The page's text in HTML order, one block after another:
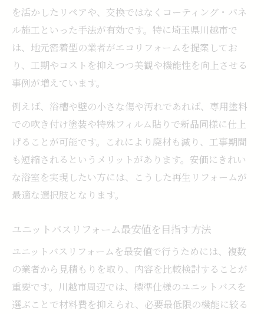
を活かしたリペアや、交換ではなくコーティング・パネ
ル施工といった手法が有効です。特に埼玉県川越市で
は、地元密着型の業者がエコリフォームを提案してお
り、工期やコストを抑えつつ美観や機能性を向上させる
事例が増えています。
例えば、浴槽や壁の小さな傷や汚れであれば、専用塗料
での吹き付け塗装や特殊フィルム貼りで新品同様に仕上
げることが可能です。これにより廃材も減り、工事期間
も短縮されるというメリットがあります。安価にきれい
な浴室を実現したい方には、こうした再生リフォームが
最適な選択肢となります。
ユニットバスリフォーム最安値を目指す方法
ユニットバスリフォームを最安値で行うためには、複数
の業者から見積もりを取り、内容を比較検討することが
重要です。川越市周辺では、標準仕様のユニットバスを
選ぶことで材料費を抑えられ、必要最低限の機能に絞る